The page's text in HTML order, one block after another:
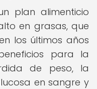
plan alimenticio
en grasas, que
los últimos años
para la
de peso, la
en sangre y